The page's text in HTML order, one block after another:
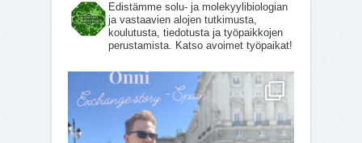
Edistämme solu- ja molekyylibiologian
ja vastaavien alojen tutkimusta,
koulutusta, tiedotusta ja työpaikkojen
perustamista. Katso avoimet työpaikat!